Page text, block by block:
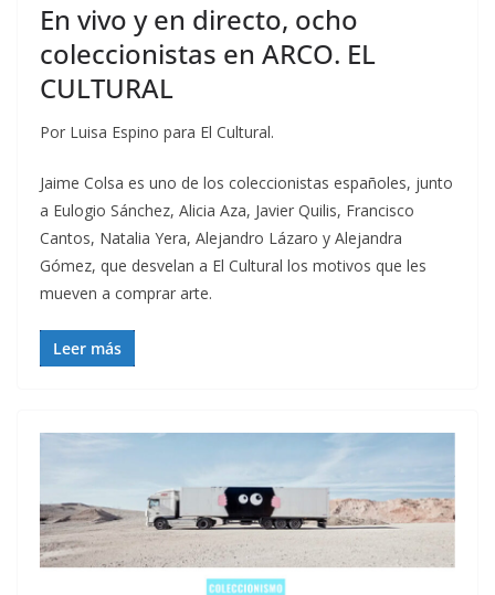
En vivo y en directo, ocho
coleccionistas en ARCO. EL
CULTURAL
Por Luisa Espino para El Cultural.
Jaime Colsa es uno de los coleccionistas españoles, junto
a Eulogio Sánchez, Alicia Aza, Javier Quilis, Francisco
Cantos, Natalia Yera, Alejandro Lázaro y Alejandra
Gómez, que desvelan a El Cultural los motivos que les
mueven a comprar arte.
Leer más